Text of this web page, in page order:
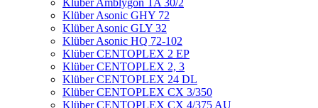
Klüber Amblygon TA 30/2
Klüber Asonic GHY 72
Klüber Asonic GLY 32
Klüber Asonic HQ 72-102
Klüber CENTOPLEX 2 EP
Klüber CENTOPLEX 2, 3
Klüber CENTOPLEX 24 DL
Klüber CENTOPLEX CX 3/350
Klüber CENTOPLEX CX 4/375 AU